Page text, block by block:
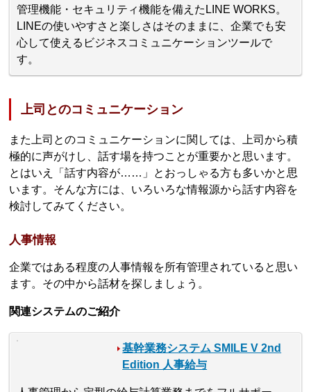
管理機能・セキュリティ機能を備えたLINE WORKS。
LINEの使いやすさと楽しさはそのままに、企業でも安
心して使えるビジネスコミュニケーションツールで
す。
上司とのコミュニケーション
また上司とのコミュニケーションに関しては、上司から積
極的に声がけし、話す場を持つことが重要かと思います。
とはいえ「話す内容が……」とおっしゃる方も多いかと思
います。そんな方には、いろいろな情報源から話す内容を
検討してみてください。
人事情報
企業ではある程度の人事情報を所有管理されていると思い
ます。その中から話材を探しましょう。
関連システムのご紹介
基幹業務システム SMILE V 2nd
Edition 人事給与